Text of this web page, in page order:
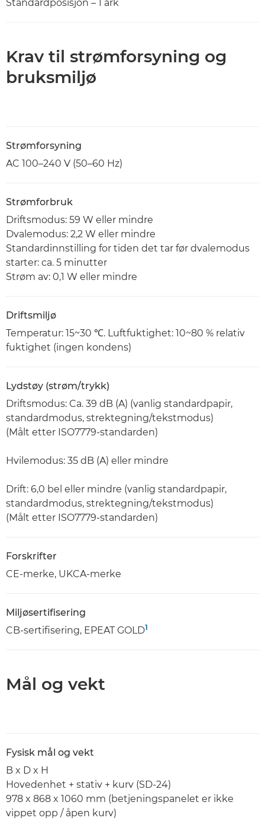
Standardposisjon – 1 ark
Krav til strømforsyning og
bruksmiljø
Strømforsyning
AC 100–240 V (50–60 Hz)
Strømforbruk
Driftsmodus: 59 W eller mindre
Dvalemodus: 2,2 W eller mindre
Standardinnstilling for tiden det tar før dvalemodus
starter: ca. 5 minutter
Strøm av: 0,1 W eller mindre
Driftsmiljø
Temperatur: 15~30 ℃. Luftfuktighet: 10~80 % relativ
fuktighet (ingen kondens)
Lydstøy (strøm/trykk)
Driftsmodus: Ca. 39 dB (A) (vanlig standardpapir,
standardmodus, strektegning/tekstmodus)
(Målt etter ISO7779-standarden)
Hvilemodus: 35 dB (A) eller mindre
Drift: 6,0 bel eller mindre (vanlig standardpapir,
standardmodus, strektegning/tekstmodus)
(Målt etter ISO7779-standarden)
Forskrifter
CE-merke, UKCA-merke
Miljøsertifisering
CB-sertifisering, EPEAT GOLD1
Mål og vekt
Fysisk mål og vekt
B x D x H
Hovedenhet + stativ + kurv (SD-24)
978 x 868 x 1060 mm (betjeningspanelet er ikke
vippet opp / åpen kurv)